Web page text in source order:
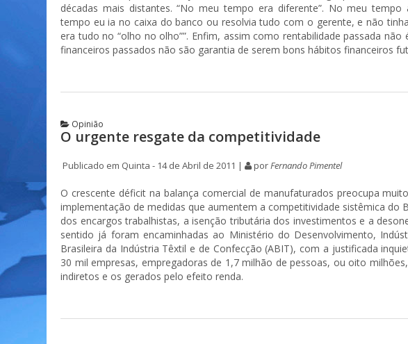
décadas mais distantes. “No meu tempo era diferente”. No meu
tempo eu ia no caixa do banco ou resolvia tudo com o gerente, e não
era tudo no “olho no olho””. Enfim, assim como rentabilidade passada
financeiros passados não são garantia de serem bons hábitos financeiros
Opinião
O urgente resgate da competitividade
Publicado em Quinta - 14 de Abril de 2011 | porFernando Pimentel
O crescente déficit na balança comercial de manufaturados preocupa
implementação de medidas que aumentem a competitividade sistêmica do
dos encargos trabalhistas, a isenção tributária dos investimentos e a
sentido já foram encaminhadas ao Ministério do Desenvolvimento,
Brasileira da Indústria Têxtil e de Confecção (ABIT), com a justificada
30 mil empresas, empregadoras de 1,7 milhão de pessoas, ou oito
indiretos e os gerados pelo efeito renda.